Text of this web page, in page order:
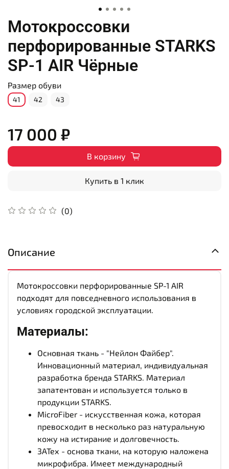
Мотокроссовки
перфорированные STARKS
SP-1 AIR Чёрные
(0)
Размер обуви
41 42 43
17 000 ₽
В корзину
Купить в 1 клик
Описание
Мотокроссовки перфорированные SP-1 AIR
подходят для повседневного использования в
условиях городской эксплуатации.
Материалы:
Основная ткань - "Нейлон Файбер".
Инновационный материал, индивидуальная
разработка бренда STARKS. Материал
запатентован и используется только в
продукции STARKS.
MicroFiber - искусственная кожа, которая
превосходит в несколько раз натуральную
кожу на истирание и долговечность.
3АТех - основа ткани, на которую наложена
микрофибра. Имеет международный